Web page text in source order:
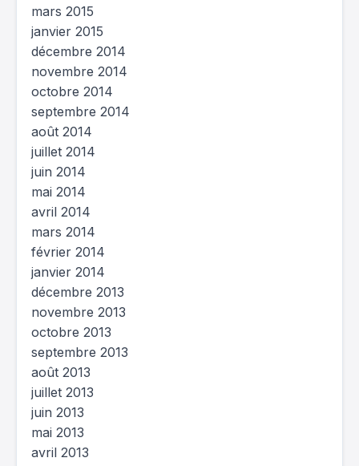
mars 2015
janvier 2015
décembre 2014
novembre 2014
octobre 2014
septembre 2014
août 2014
juillet 2014
juin 2014
mai 2014
avril 2014
mars 2014
février 2014
janvier 2014
décembre 2013
novembre 2013
octobre 2013
septembre 2013
août 2013
juillet 2013
juin 2013
mai 2013
avril 2013